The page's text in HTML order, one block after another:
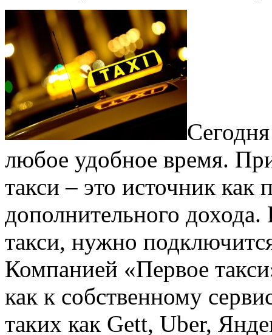
любое удобное время.
такси – это источник как
дополнительного
такси, нужно
Компанией «Первое
как к собственному
таких как Gett, Uber,